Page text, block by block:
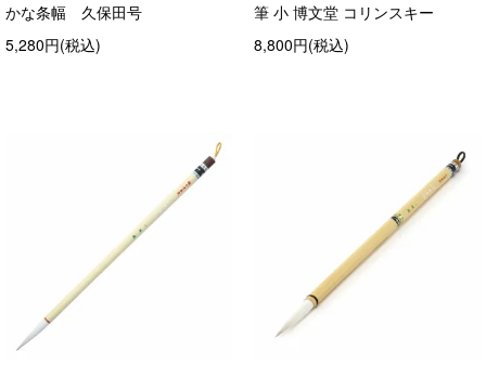
かな条幅 久保田号
5,280円(税込)
筆 小 博文堂 コリンスキー
8,800円(税込)